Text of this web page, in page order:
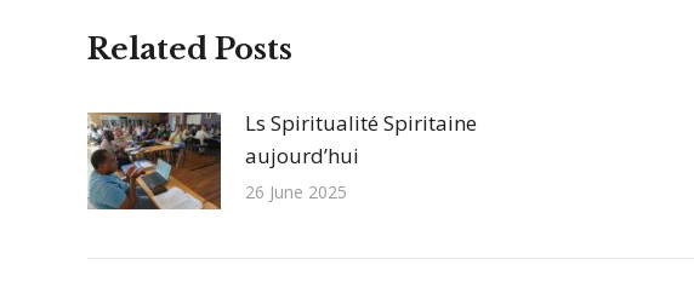
Related Posts
Ls Spiritualité Spiritaine
aujourd’hui
26 June 2025